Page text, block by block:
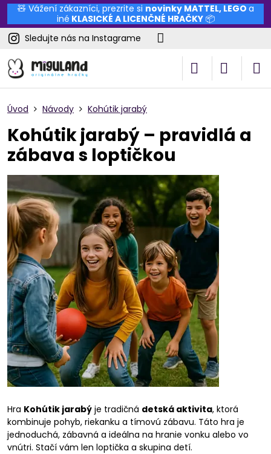
🧸 Vážení zákazníci, prezrite si novinky MATTEL, LEGO a
iné KLASICKÉ A LICENČNÉ HRAČKY📦
Sledujte nás na Instagrame
Úvod Návody Kohútik jarabý
Kohútik jarabý – pravidlá a
zábava s loptičkou
Hra Kohútik jarabý je tradičná detská aktivita, ktorá
kombinuje pohyb, riekanku a tímovú zábavu. Táto hra je
jednoduchá, zábavná a ideálna na hranie vonku alebo vo
vnútri. Stačí vám len loptička a skupina detí.